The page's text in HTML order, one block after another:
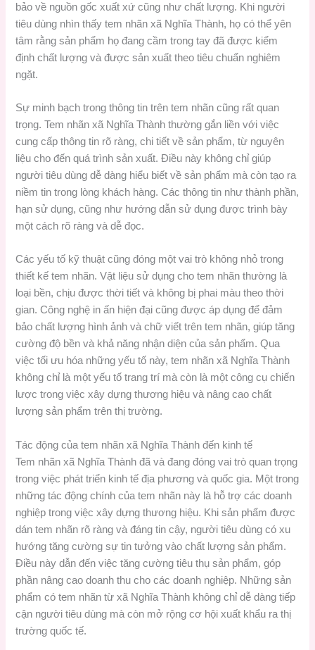
bảo về nguồn gốc xuất xứ cũng như chất lượng. Khi người
tiêu dùng nhìn thấy tem nhãn xã Nghĩa Thành, họ có thể yên
tâm rằng sản phẩm họ đang cầm trong tay đã được kiểm
định chất lượng và được sản xuất theo tiêu chuẩn nghiêm
ngặt.
Sự minh bạch trong thông tin trên tem nhãn cũng rất quan
trọng. Tem nhãn xã Nghĩa Thành thường gắn liền với việc
cung cấp thông tin rõ ràng, chi tiết về sản phẩm, từ nguyên
liệu cho đến quá trình sản xuất. Điều này không chỉ giúp
người tiêu dùng dễ dàng hiểu biết về sản phẩm mà còn tạo ra
niềm tin trong lòng khách hàng. Các thông tin như thành phần,
hạn sử dụng, cũng như hướng dẫn sử dụng được trình bày
một cách rõ ràng và dễ đọc.
Các yếu tố kỹ thuật cũng đóng một vai trò không nhỏ trong
thiết kế tem nhãn. Vật liệu sử dụng cho tem nhãn thường là
loại bền, chịu được thời tiết và không bị phai màu theo thời
gian. Công nghệ in ấn hiện đại cũng được áp dụng để đảm
bảo chất lượng hình ảnh và chữ viết trên tem nhãn, giúp tăng
cường độ bền và khả năng nhận diện của sản phẩm. Qua
việc tối ưu hóa những yếu tố này, tem nhãn xã Nghĩa Thành
không chỉ là một yếu tố trang trí mà còn là một công cụ chiến
lược trong việc xây dựng thương hiệu và nâng cao chất
lượng sản phẩm trên thị trường.
Tác động của tem nhãn xã Nghĩa Thành đến kinh tế
Tem nhãn xã Nghĩa Thành đã và đang đóng vai trò quan trọng
trong việc phát triển kinh tế địa phương và quốc gia. Một trong
những tác động chính của tem nhãn này là hỗ trợ các doanh
nghiệp trong việc xây dựng thương hiệu. Khi sản phẩm được
dán tem nhãn rõ ràng và đáng tin cậy, người tiêu dùng có xu
hướng tăng cường sự tin tưởng vào chất lượng sản phẩm.
Điều này dẫn đến việc tăng cường tiêu thụ sản phẩm, góp
phần nâng cao doanh thu cho các doanh nghiệp. Những sản
phẩm có tem nhãn từ xã Nghĩa Thành không chỉ dễ dàng tiếp
cận người tiêu dùng mà còn mở rộng cơ hội xuất khẩu ra thị
trường quốc tế.